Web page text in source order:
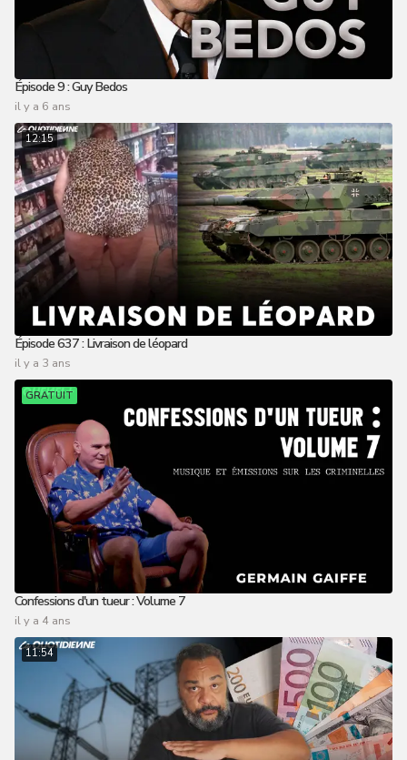
Épisode 9 : Guy Bedos
il y a 6 ans
12:15
Épisode 637 : Livraison de léopard
il y a 3 ans
GRATUIT
Confessions d'un tueur : Volume 7
il y a 4 ans
11:54